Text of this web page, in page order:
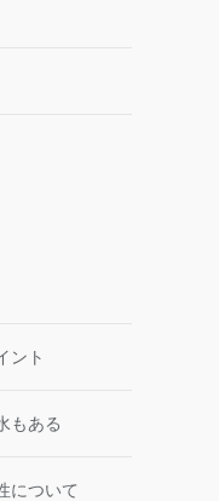
ント
もある
について